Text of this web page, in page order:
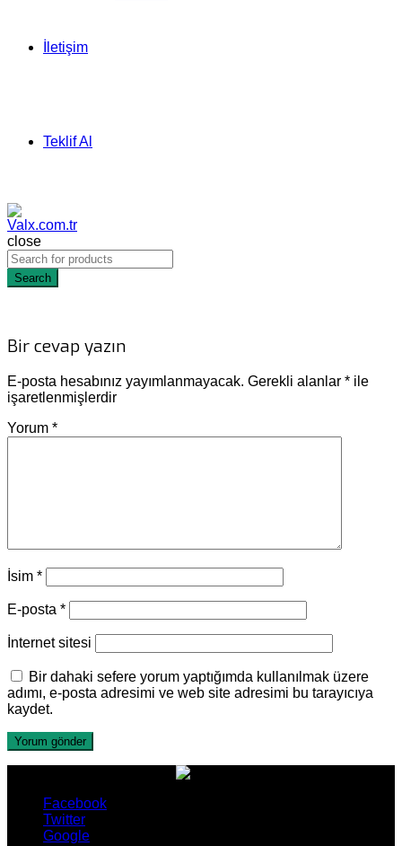
İletişim
Teklif Al
close
Search
Bir cevap yazın
E-posta hesabınız yayımlanmayacak. Gerekli alanlar * ile
işaretlenmişlerdir
Yorum *
İsim *
E-posta *
İnternet sitesi
Bir dahaki sefere yorum yaptığımda kullanılmak üzere
adımı, e-posta adresimi ve web site adresimi bu tarayıcıya
kaydet.
Facebook
Twitter
Google